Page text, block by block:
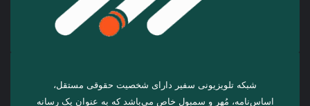
شبکه تلویزیونی سفیر دارای شخصیت حقوقی مستقل،
اساس‌نامه، مُهر و سمبول خاص می‌باشد که به عنوان یک رسانه